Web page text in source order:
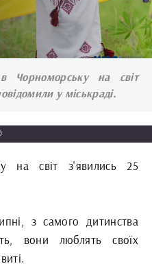
Чорноморську на світ
у міськраді.
на світ з'явились 25
з самого дитинства
вони люблять своїх